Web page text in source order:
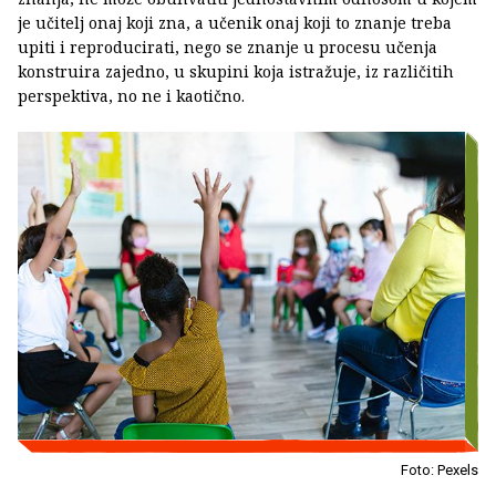
je učitelj onaj koji zna, a učenik onaj koji to znanje treba
upiti i reproducirati, nego se znanje u procesu učenja
konstruira zajedno, u skupini koja istražuje, iz različitih
perspektiva, no ne i kaotično.
Foto: Pexels